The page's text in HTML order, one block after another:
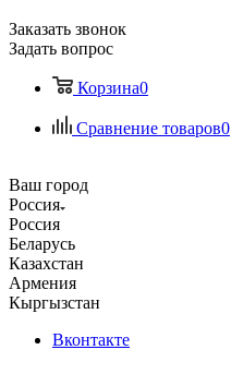
Заказать звонок
Задать вопрос
Корзина0
Сравнение товаров0
Ваш город
Россия
Россия
Беларусь
Казахстан
Армения
Кыргызстан
Вконтакте